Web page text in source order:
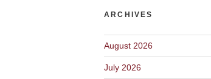
ARCHIVES
August 2026
July 2026